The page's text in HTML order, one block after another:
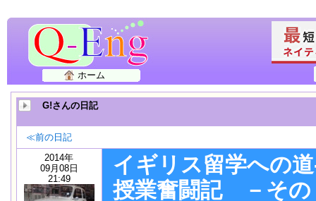
ホーム
G!さんの日記
≪前の日記
2014年
09月08日
21:49
イギリス留学への
授業奮闘記 －その